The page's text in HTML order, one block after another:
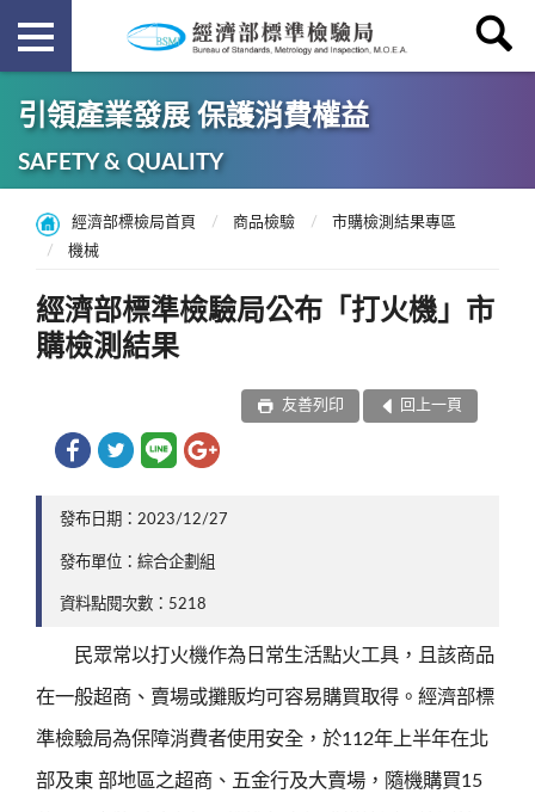
引領產業發展 保護消費權益
SAFETY & QUALITY
經濟部標檢局首頁 商品檢驗
市購檢測結果專區
機械
經濟部標準檢驗局公布「打火機」市
購檢測結果
回上一頁
友善列印
發布日期：2023/12/27
發布單位：綜合企劃組
資料點閱次數：5218
民眾常以打火機作為日常生活點火工具，且該商品
在一般超商、賣場或攤販均可容易購買取得。經濟部標
準檢驗局為保障消費者使用安全，於112年上半年在北
部及東 部地區之超商、五金行及大賣場，隨機購買15